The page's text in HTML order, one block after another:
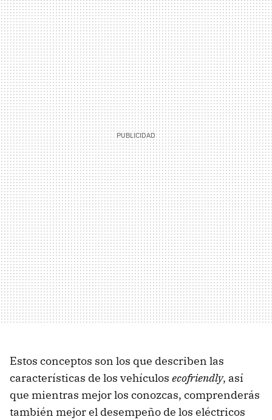
Estos conceptos son los que describen las
características de los vehículos ecofriendly, así
que mientras mejor los conozcas, comprenderás
también mejor el desempeño de los eléctricos